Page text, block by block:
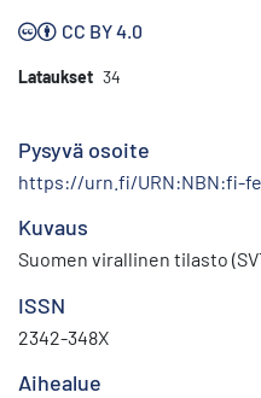
CC BY 4.0
Lataukset 34
Pysyvä osoite
https://urn.fi/URN:NBN:fi-
Kuvaus
Suomen virallinen tilasto
ISSN
2342-348X
Aihealue